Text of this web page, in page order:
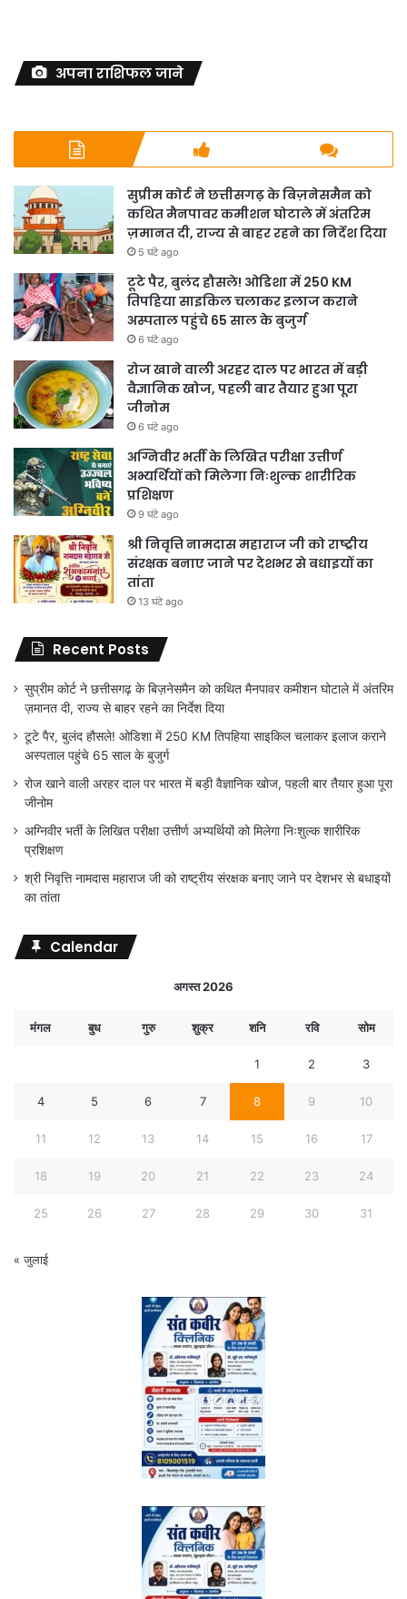
अपना राशिफल जाने
सुप्रीम कोर्ट ने छत्तीसगढ़ के बिज़नेसमैन को
कथित मैनपावर कमीशन घोटाले में अंतरिम
ज़मानत दी, राज्य से बाहर रहने का निर्देश दिया
5 घंटे ago
टूटे पैर, बुलंद हौसले! ओडिशा में 250 KM
तिपहिया साइकिल चलाकर इलाज कराने
अस्पताल पहुंचे 65 साल के बुजुर्ग
6 घंटे ago
रोज खाने वाली अरहर दाल पर भारत में बड़ी
वैज्ञानिक खोज, पहली बार तैयार हुआ पूरा
जीनोम
6 घंटे ago
अग्निवीर भर्ती के लिखित परीक्षा उत्तीर्ण
अभ्यर्थियों को मिलेगा निःशुल्क शारीरिक
प्रशिक्षण
9 घंटे ago
श्री निवृत्ति नामदास महाराज जी को राष्ट्रीय
संरक्षक बनाए जाने पर देशभर से बधाइयों का
तांता
13 घंटे ago
Recent Posts
सुप्रीम कोर्ट ने छत्तीसगढ़ के बिज़नेसमैन को कथित मैनपावर कमीशन घोटाले में अंतरिम
ज़मानत दी, राज्य से बाहर रहने का निर्देश दिया
टूटे पैर, बुलंद हौसले! ओडिशा में 250 KM तिपहिया साइकिल चलाकर इलाज कराने
अस्पताल पहुंचे 65 साल के बुजुर्ग
रोज खाने वाली अरहर दाल पर भारत में बड़ी वैज्ञानिक खोज, पहली बार तैयार हुआ पूरा
जीनोम
अग्निवीर भर्ती के लिखित परीक्षा उत्तीर्ण अभ्यर्थियों को मिलेगा निःशुल्क शारीरिक
प्रशिक्षण
श्री निवृत्ति नामदास महाराज जी को राष्ट्रीय संरक्षक बनाए जाने पर देशभर से बधाइयों
का तांता
Calendar
अगस्त 2026
मंगल बुध गुरु शुक्र शनि रवि सोम
1 2 3
4 5 6 7 8 9 10
11 12 13 14 15 16 17
18 19 20 21 22 23 24
25 26 27 28 29 30 31
« जुलाई